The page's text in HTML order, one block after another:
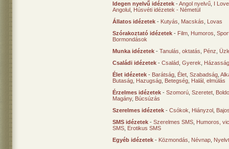
Idegen nyelvű idézetek -Angol nyelvű I
Angolul Húsvéti idézetek - Németül
Állatos idézetek - Kutyás Macskás
Lovas
Szórakoztató idézetek - Film Humoros
Bormondások
Munka idézetek - Tanulás, oktatás Pénz
Családi idézetek - Család Gyerek
Élet idézetek - Barátság Élet Szabadság
Butaság Hazugság Betegség Halál, elmúlás
Érzelmes idézetek - Szomorú Szeretet
Magány, Búcsúzás
Szerelmes idézetek - Csókok Hiányzol
SMS idézetek - Szerelmes SMS Humoros,
SMS Erotikus SMS
Egyéb idézetek - Közmondás Névnap